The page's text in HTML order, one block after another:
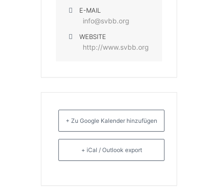
E-MAIL
info@svbb.org
WEBSITE
http://www.svbb.org
+ Zu Google Kalender hinzufügen
+ iCal / Outlook export